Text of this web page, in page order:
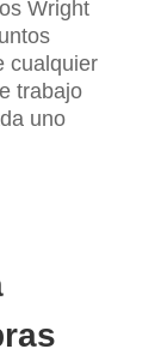
Wright
cualquier
trabajo
uno